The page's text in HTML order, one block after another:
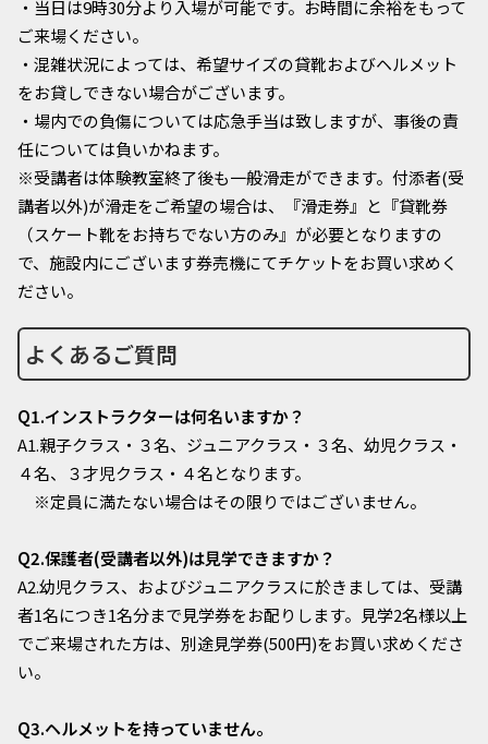
・当日は9時30分より入場が可能です。お時間に余裕をもって
ご来場ください。
・混雑状況によっては、希望サイズの貸靴およびヘルメット
をお貸しできない場合がございます。
・場内での負傷については応急手当は致しますが、事後の責
任については負いかねます。
※受講者は体験教室終了後も一般滑走ができます。付添者(受
講者以外)が滑走をご希望の場合は、『滑走券』と『貸靴券
（スケート靴をお持ちでない方のみ』が必要となりますの
で、施設内にございます券売機にてチケットをお買い求めく
ださい。
よくあるご質問
Q1.インストラクターは何名いますか？
A1.親子クラス・３名、ジュニアクラス・３名、幼児クラス・
４名、３才児クラス・４名となります。
※定員に満たない場合はその限りではございません。
Q2.保護者(受講者以外)は見学できますか？
A2.幼児クラス、およびジュニアクラスに於きましては、受講
者1名につき1名分まで見学券をお配りします。見学2名様以上
でご来場された方は、別途見学券(500円)をお買い求めくださ
い。
Q3.ヘルメットを持っていません。